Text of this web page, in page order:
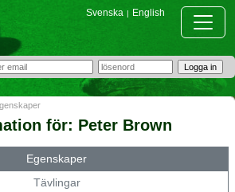
Svenska | English
för: Peter Brown
Egenskaper
Tävlingar